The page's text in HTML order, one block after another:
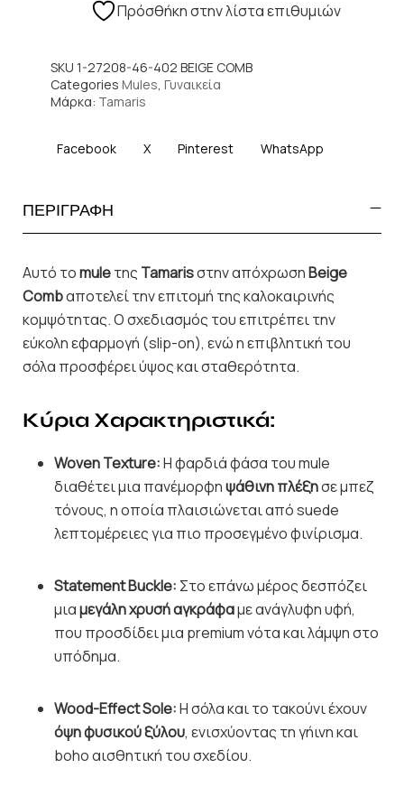
Πρόσθήκη στην λίστα επιθυμιών
SKU 1-27208-46-402 BEIGE COMB
Categories Mules, Γυναικεία
Μάρκα: Tamaris
Facebook X Pinterest WhatsApp
ΠΕΡΙΓΡΑΦΗ
Αυτό τοmuleτης Tamarisστην απόχρωσηBeige
Combαποτελεί την επιτομή της καλοκαιρινής
κομψότητας. Ο σχεδιασμός του επιτρέπει την
εύκολη εφαρμογή (slip-on), ενώ η επιβλητική του
σόλα προσφέρει ύψος και σταθερότητα.
Κύρια Χαρακτηριστικά:
Woven Texture:Η φαρδιά φάσα του mule
διαθέτει μια πανέμορφηψάθινη πλέξησε μπεζ
τόνους, η οποία πλαισιώνεται από suede
λεπτομέρειες για πιο προσεγμένο φινίρισμα.
Statement Buckle: Στο επάνω μέρος δεσπόζει
μιαμεγάλη χρυσή αγκράφαμε ανάγλυφη υφή,
που προσδίδει μια premium νότα και λάμψη στο
υπόδημα.
Wood-Effect Sole:Η σόλα και το τακούνι έχουν
όψη φυσικού ξύλου, ενισχύοντας τη γήινη και
boho αισθητική του σχεδίου.